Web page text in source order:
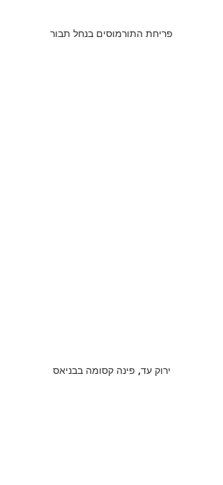
פריחת התורמוסים בנחל תבור
ירוק עד, פינה קסומה בבניאס